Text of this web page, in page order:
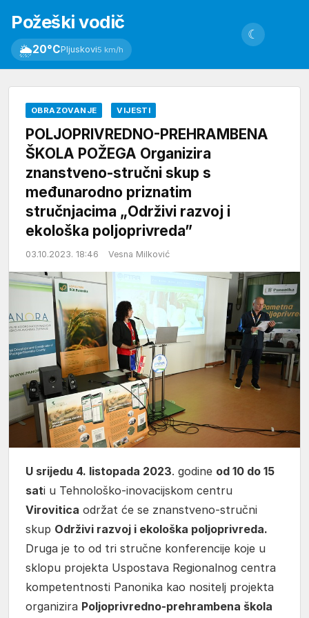
Požeški vodič
🌦20°CPljuskovi5 km/h
☾
OBRAZOVANJE VIJESTI
POLJOPRIVREDNO-PREHRAMBENA
ŠKOLA POŽEGA Organizira
znanstveno-stručni skup s
međunarodno priznatim
stručnjacima „Održivi razvoj i
ekološka poljoprivreda”
03.10.2023. 18:46 Vesna Milković
U srijedu 4. listopada 2023. godine od 10 do 15
sati u Tehnološko-inovacijskom centru
Virovitica održat će se znanstveno-stručni
skup Održivi razvoj i ekološka poljoprivreda.
Druga je to od tri stručne konferencije koje u
sklopu projekta Uspostava Regionalnog centra
kompetentnosti Panonika kao nositelj projekta
organizira Poljoprivredno-prehrambena škola